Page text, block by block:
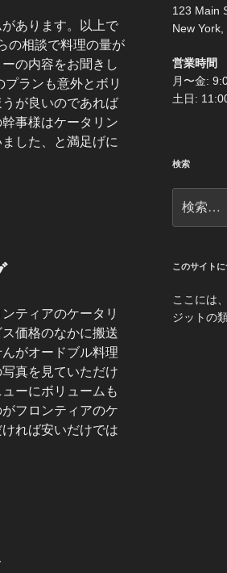
あります。以上で
の相談で料理の量が
の内容をお聞きし
ランも意外とボリ
が良いのであれば
事様はケータリン
した、と満足げに
ティアのケータリ
価格のなかに搬送
がオードブル料理
真を見ていただけ
ーにボリュームも
フロンティアのケ
れば安いだけでは
123 Main
New York,
営業時間
月〜金:
土日:
検索
索:
このサイトに
ここには
ジットの